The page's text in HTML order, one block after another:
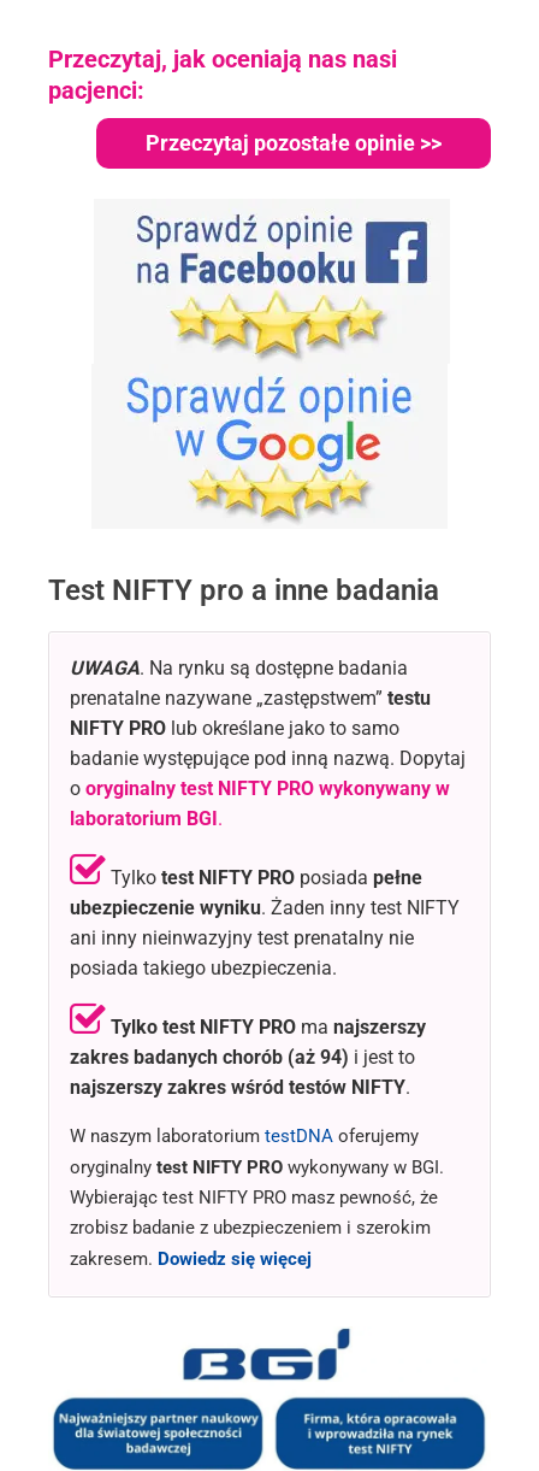
Przeczytaj, jak oceniają nas nasi
pacjenci:
Przeczytaj pozostałe opinie >>
Test NIFTY pro a inne badania
UWAGA. Na rynku są dostępne badania
prenatalne nazywane „zastępstwem” testu
NIFTY PRO lub określane jako to samo
badanie występujące pod inną nazwą. Dopytaj
o oryginalny test NIFTY PRO wykonywany w
laboratorium BGI .
Tylko test NIFTY PRO posiada pełne
ubezpieczenie wyniku. Żaden inny test NIFTY
ani inny nieinwazyjny test prenatalny nie
posiada takiego ubezpieczenia.
Tylko test NIFTY PRO ma najszerszy
zakres badanych chorób (aż 94) i jest to
najszerszy zakres wśród testów NIFTY.
W naszym laboratorium testDNA oferujemy
oryginalny test NIFTY PRO wykonywany w BGI.
Wybierając test NIFTY PRO masz pewność, że
zrobisz badanie z ubezpieczeniem i szerokim
zakresem. Dowiedz się więcej